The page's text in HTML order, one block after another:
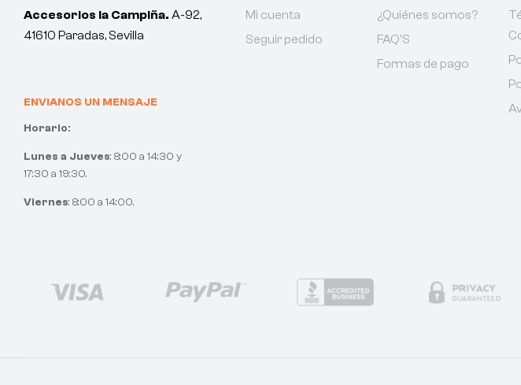
Accesorios la Campiña. A-92,
41610 Paradas, Sevilla
ENVIANOS UN MENSAJE
Horario:
Lunes a Jueves: 8:00 a 14:30 y
17:30 a 19:30.
Viernes: 8:00 a 14:00.
Mi cuenta
Seguir pedido
¿Quiénes somos?
FAQ'S
Formas de pago